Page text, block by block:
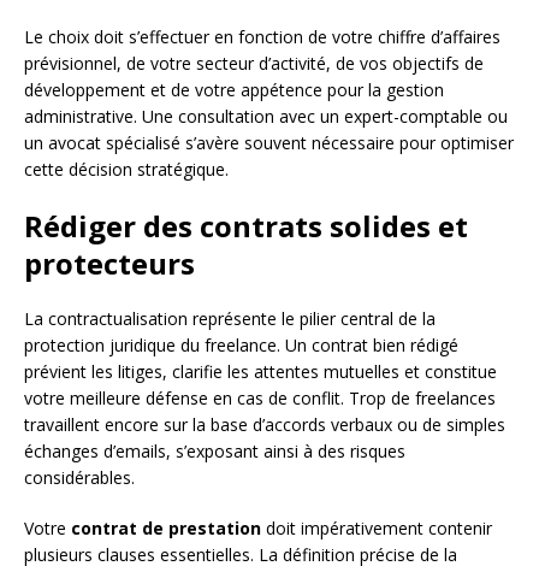
Le choix doit s’effectuer en fonction de votre chiffre d’affaires
prévisionnel, de votre secteur d’activité, de vos objectifs de
développement et de votre appétence pour la gestion
administrative. Une consultation avec un expert-comptable ou
un avocat spécialisé s’avère souvent nécessaire pour optimiser
cette décision stratégique.
Rédiger des contrats solides et
protecteurs
La contractualisation représente le pilier central de la
protection juridique du freelance. Un contrat bien rédigé
prévient les litiges, clarifie les attentes mutuelles et constitue
votre meilleure défense en cas de conflit. Trop de freelances
travaillent encore sur la base d’accords verbaux ou de simples
échanges d’emails, s’exposant ainsi à des risques
considérables.
Votre contrat de prestation doit impérativement contenir
plusieurs clauses essentielles. La définition précise de la